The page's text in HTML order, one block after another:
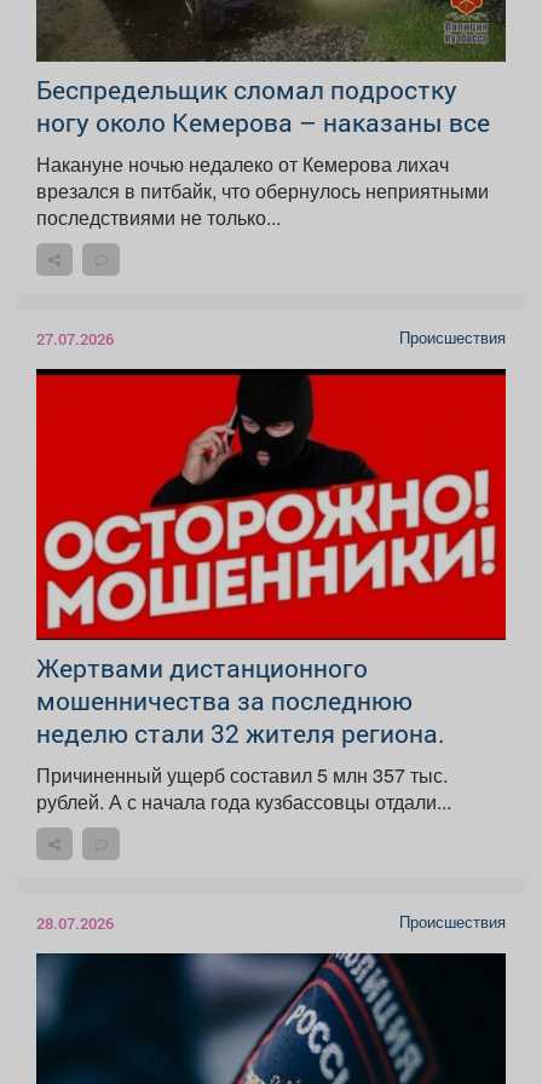
Беспредельщик сломал подростку
ногу около Кемерова – наказаны все
Накануне ночью недалеко от Кемерова лихач
врезался в питбайк, что обернулось неприятными
последствиями не только...
27.07.2026 Происшествия
️Жертвами дистанционного
мошенничества за последнюю
неделю стали 32 жителя региона.
Причиненный ущерб составил 5 млн 357 тыс.
рублей. А с начала года кузбассовцы отдали...
28.07.2026 Происшествия